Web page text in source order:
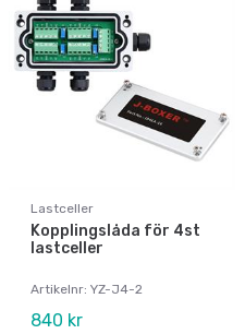
Lastceller
Kopplingslåda för 4st
lastceller
Artikelnr: YZ-J4-2
840 kr